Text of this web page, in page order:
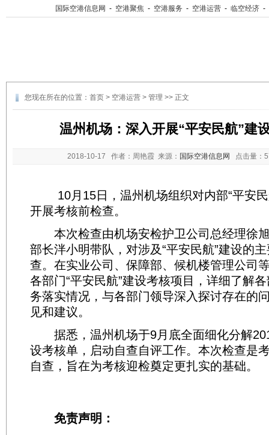
国际空港信息网 - 空港聚焦 - 空港服务 - 空港运营 - 临空经济 -
您现在所在的位置： 首页 > 空港运营 > 管理 >> 正文
温州机场：深入开展“平安民航”建
2018-10-17 作者：周艳霞 来源： 国际空港信息网 点击量：
10月15日，温州机场组织对内部“平安民
开展考核前检查。
本次检查由机场安检护卫公司总经理徐
部长泮小明带队，对涉及“平安民航”建设的
查。在实业公司、保障部、候机楼管理公司
各部门“平安民航”建设考核项目，详细了解
务落实情况，与各部门领导深入探讨存在的
见和建议。
据悉，温州机场于9月底全面细化分解
设考核单，启动自查自评工作。本次检查是
自查，旨在为考核迎检奠定更扎实的基础。
免责声明：